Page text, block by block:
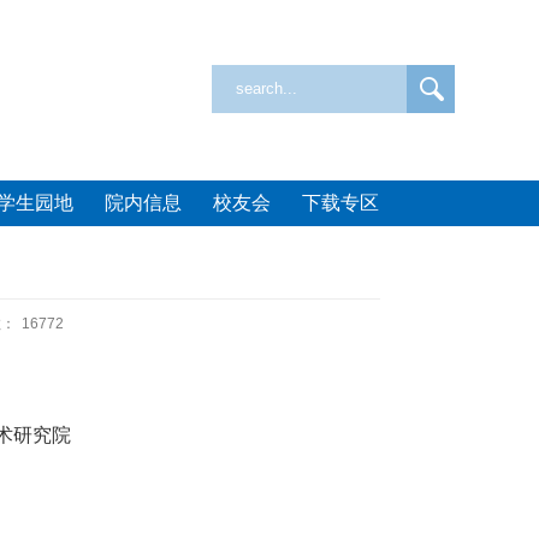
生园地 院内信息 校友会 下载专区
16772
研究院